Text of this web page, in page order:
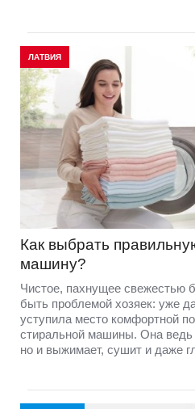
ЛАТВИЯ
Как выбрать
машину?
Чистое, пахнущее свежестью
быть проблемой хозяек: уже
уступила место комфортной
стиральной машины. Она ведь
но и выжимает, сушит и даже